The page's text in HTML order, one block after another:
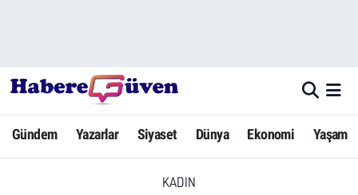
Gündem Yazarlar Siyaset Dünya Ekonomi Yaşam
KADIN
Yazarlar
Dünya
Hava Durumu
Trafik Durumu
Süper Lig Puan Durumu ve Fikstür